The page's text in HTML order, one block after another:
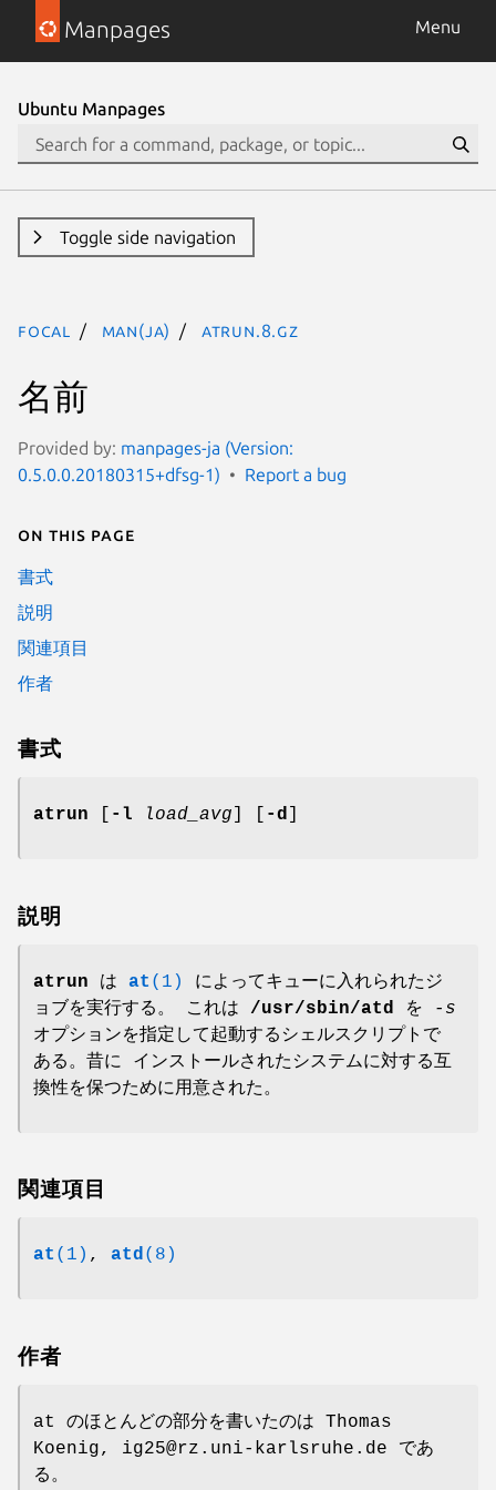
Manpages Menu
Ubuntu Manpages
Toggle side navigation
focal man(ja) atrun.8.gz
名前
Provided by: manpages-ja (Version:
0.5.0.0.20180315+dfsg-1)
Report a bug
On this page
書式
説明
関連項目
作者
書式
atrun -l load_avg -d
説明
atrun は at (1)
によってキューに入れられたジ
ョブを実行する。 これは /usr/sbin/atd を
-s
オプションを指定して起動するシェルスクリプトで
ある。昔に インストールされたシステムに対する互
換性を保つために用意された。
関連項目
at (1) , atd(8)
作者
at のほとんどの部分を書いたのは Thomas
Koenig, ig25@rz.uni-karlsruhe.de であ
る。